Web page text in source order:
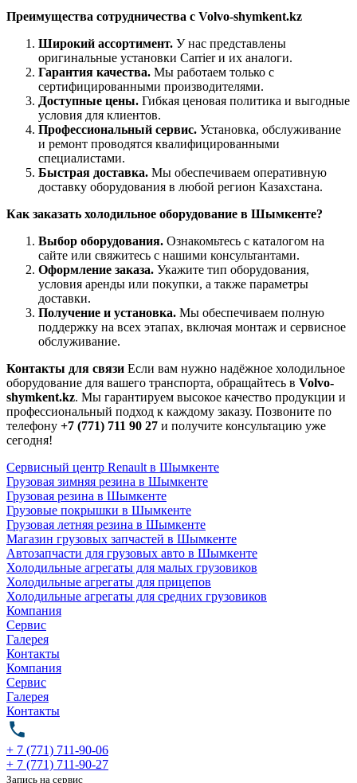
Преимущества сотрудничества с Volvo-shymkent.kz
Широкий ассортимент. У нас представлены
оригинальные установки Carrier и их аналоги.
Гарантия качества. Мы работаем только с
сертифицированными производителями.
Доступные цены. Гибкая ценовая политика и выгодные
условия для клиентов.
Профессиональный сервис. Установка, обслуживание
и ремонт проводятся квалифицированными
специалистами.
Быстрая доставка. Мы обеспечиваем оперативную
доставку оборудования в любой регион Казахстана.
Как заказать холодильное оборудование в Шымкенте?
Выбор оборудования. Ознакомьтесь с каталогом на
сайте или свяжитесь с нашими консультантами.
Оформление заказа. Укажите тип оборудования,
условия аренды или покупки, а также параметры
доставки.
Получение и установка. Мы обеспечиваем полную
поддержку на всех этапах, включая монтаж и сервисное
обслуживание.
Контакты для связи Если вам нужно надёжное холодильное
оборудование для вашего транспорта, обращайтесь в Volvo-
shymkent.kz. Мы гарантируем высокое качество продукции и
профессиональный подход к каждому заказу. Позвоните по
телефону +7 (771) 711 90 27 и получите консультацию уже
сегодня!
Сервисный центр Renault в Шымкенте
Грузовая зимняя резина в Шымкенте
Грузовая резина в Шымкенте
Грузовые покрышки в Шымкенте
Грузовая летняя резина в Шымкенте
Магазин грузовых запчастей в Шымкенте
Автозапчасти для грузовых авто в Шымкенте
Холодильные агрегаты для малых грузовиков
Холодильные агрегаты для прицепов
Холодильные агрегаты для средних грузовиков
Компания
Сервис
Галерея
Контакты
Компания
Сервис
Галерея
Контакты
+ 7 (771) 711-90-06
+ 7 (771) 711-90-27
Запись на сервис